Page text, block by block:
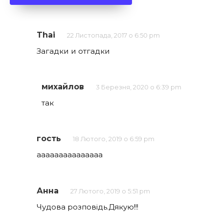
Thai 22 Листопада, 2017 о 6:50 pm
Загадки и отгадки
михайлов 3 Березня, 2020 о 6:39 pm
так
гость 18 Лютого, 2019 о 6:59 pm
ааааааааааааааа
Анна 27 Лютого, 2019 о 5:51 pm
Чудова розповідь.Дякую!!!